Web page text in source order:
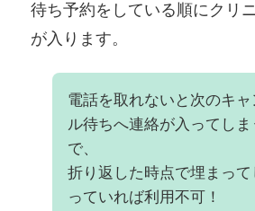
待ち予約をしている順にクリ
が入ります。
電話を取れないと次のキャ
ル待ちへ連絡が入ってしま
で、
折り返した時点で埋まって
っていれば利用不可！